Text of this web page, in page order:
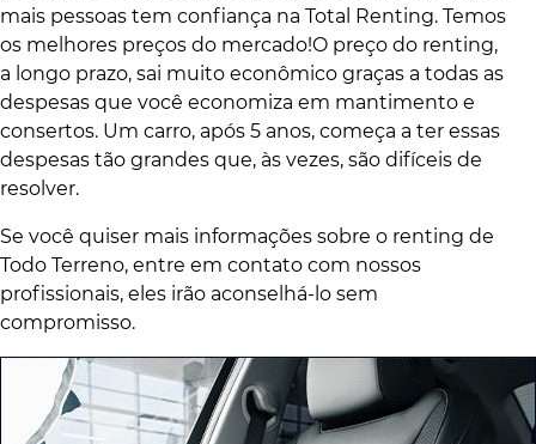
mais pessoas tem confiança na Total Renting. Temos
os melhores preços do mercado!O preço do renting,
a longo prazo, sai muito econômico graças a todas as
despesas que você economiza em mantimento e
consertos. Um carro, após 5 anos, começa a ter essas
despesas tão grandes que, às vezes, são difíceis de
resolver.
Se você quiser mais informações sobre o renting de
Todo Terreno, entre em contato com nossos
profissionais, eles irão aconselhá-lo sem
compromisso.